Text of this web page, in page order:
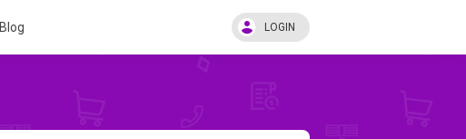
Blog LOGIN